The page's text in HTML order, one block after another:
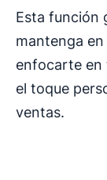
Esta función
mantenga
enfocarte en
el toque
ventas.